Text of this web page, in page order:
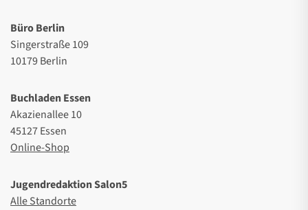
Büro Berlin
Singerstraße 109
10179 Berlin
Buchladen Essen
Akazienallee 10
45127 Essen
Online-Shop
Jugendredaktion Salon5
Alle Standorte